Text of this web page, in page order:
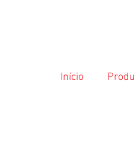
Início